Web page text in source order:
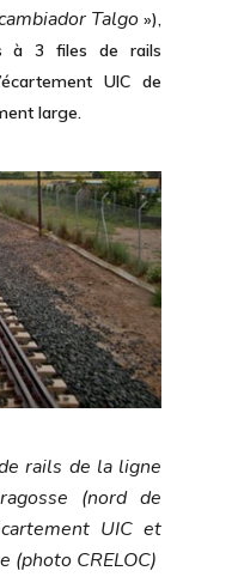
Talgo»),
à 3 files de rails
UIC de
large.
rails de la ligne
(nord de
UIC et
(photo CRELOC)